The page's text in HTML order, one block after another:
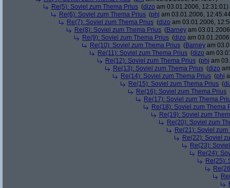
Re(5): Soviel zum Thema Prius (dizo am 03.01.2006, 12:31:01)
Re(6): Soviel zum Thema Prius (phj am 03.01.2006,
Re(7): Soviel zum Thema Prius (dizo am 03.01.2006,
Re(8): Soviel zum Thema Prius (Barney am
Re(9): Soviel zum Thema Prius (dizo am
Re(10): Soviel zum Thema Prius (Barney am
Re(11): Soviel zum Thema Prius (dizo am
Re(12): Soviel zum Thema Prius (phj am
Re(13): Soviel zum Thema Prius (dizo
Re(14): Soviel zum Thema Prius (phj
Re(15): Soviel zum Thema Prius (
Re(16): Soviel zum Thema Prius
Re(17): Soviel zum Thema
Re(18): Soviel zum Thema
Re(19): Soviel zum
Re(20): Soviel zum
Re(21): Soviel zum
Re(22): Soviel
Re(23):
Re(24):
Re(25):